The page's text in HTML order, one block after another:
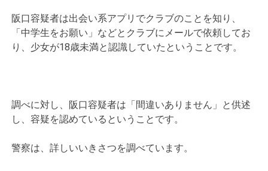
阪口容疑者は出会い系アプリでクラブのことを知り、
「中学生をお願い」などとクラブにメールで依頼してお
り、少女が18歳未満と認識していたということです。
調べに対し、阪口容疑者は「間違いありません」と供述
し、容疑を認めているということです。
警察は、詳しいいきさつを調べています。